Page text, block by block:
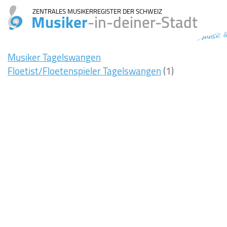
ZENTRALES MUSIKERREGISTER DER SCHWEIZ
Musiker-in-deiner-Stadt...music
Musiker Tagelswangen
Floetist/Floetenspieler Tagelswangen(1)